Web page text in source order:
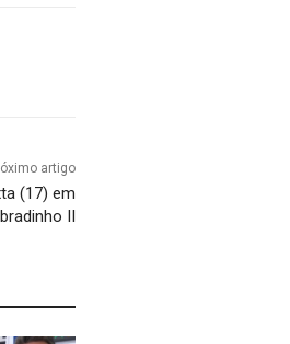
artigo
(17) em
II